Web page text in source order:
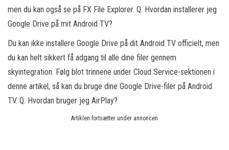
men du kan også se på FX File Explorer. Q. Hvordan installerer jeg
Google Drive på mit Android TV?
Du kan ikke installere Google Drive på dit Android TV officielt, men
du kan helt sikkert få adgang til alle dine filer gennem
skyintegration. Følg blot trinnene under Cloud Service-sektionen i
denne artikel, så kan du bruge dine Google Drive-filer på Android
TV. Q. Hvordan bruger jeg AirPlay?
Artiklen fortsætter under annoncen